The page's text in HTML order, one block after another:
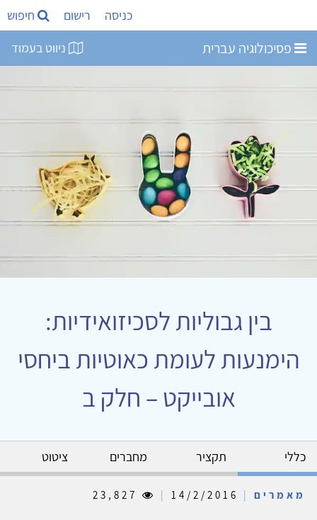
כניסה רישום חיפוש
פסיכולוגיה עברית ניווט בעמוד
בין גבוליות לסכיזואידיות:
הימנעות לעומת כאוטיות ביחסי
אובייקט – חלק ב
כללי תקציר מחברים ציטוט
מאמרים |
|